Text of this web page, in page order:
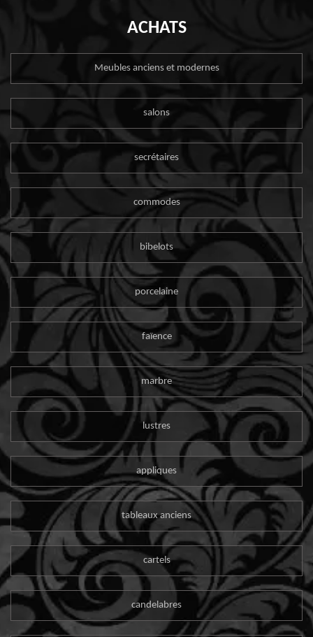
ACHATS
Meubles anciens et modernes
salons
secrétaires
commodes
bibelots
porcelaine
faïence
marbre
lustres
appliques
tableaux anciens
cartels
candelabres